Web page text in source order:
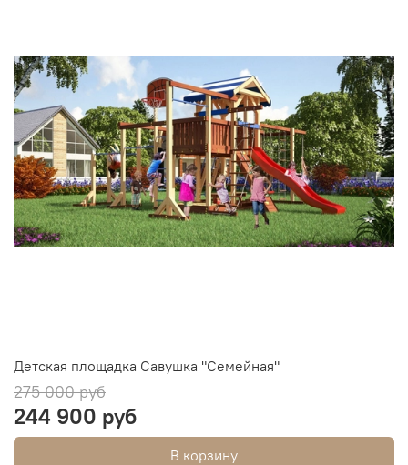
Детская площадка Савушка "Семейная"
275 000 руб
244 900 руб
В корзину